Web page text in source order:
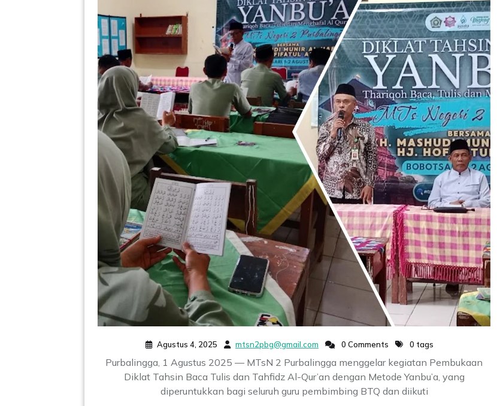
Agustus 4, 2025 mtsn2pbg@gmail.com 0 Comments 0 tags
Purbalingga, 1 Agustus 2025 — MTsN 2 Purbalingga menggelar kegiatan Pembukaan
Diklat Tahsin Baca Tulis dan Tahfidz Al-Qur’an dengan Metode Yanbu’a, yang
diperuntukkan bagi seluruh guru pembimbing BTQ dan diikuti